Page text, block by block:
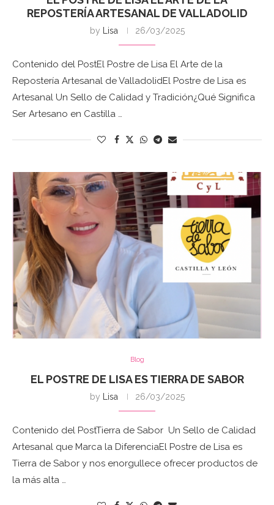
REPOSTERÍA ARTESANAL DE VALLADOLID
by Lisa 26/03/2025
Contenido del PostEl Postre de Lisa El Arte de la
Repostería Artesanal de ValladolidEl Postre de Lisa es
Artesanal Un Sello de Calidad y Tradición¿Qué Significa
Ser Artesano en Castilla …
Blog
EL POSTRE DE LISA ES TIERRA DE SABOR
by Lisa 26/03/2025
Contenido del PostTierra de Sabor Un Sello de Calidad
Artesanal que Marca la DiferenciaEl Postre de Lisa es
Tierra de Sabor y nos enorgullece ofrecer productos de
la más alta …